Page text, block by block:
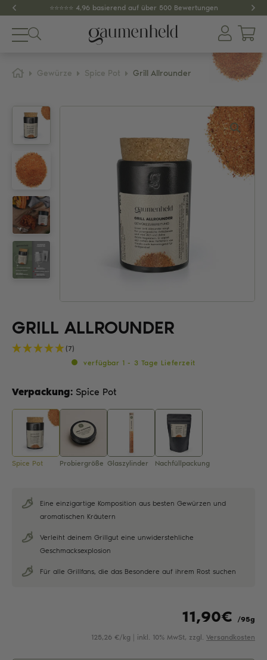
⭐️⭐️⭐️⭐️⭐️ 4,96 basierend auf über 500 Bewertungen
Gewürze
Tee
Dips & Pestos
Zubehör
GESCHENKIDEEN
Gewürze Spice Pot Grill Allrounder
GRILL ALLROUNDER
(7)
verfügbar 1 - 3 Tage Lieferzeit
Verpackung: Spice Pot
Spice Pot Probiergröße Glaszylinder Nachfüllpackung
Eine einzigartige Komposition aus besten Gewürzen und
aromatischen Kräutern
Verleiht deinem Grillgut eine unwiderstehliche
Geschmacksexplosion
Für alle Grillfans, die das Besondere auf ihrem Rost suchen
11,90€ /95g
125,26 €/kg | inkl. 10% MwSt, zzgl. Versandkosten